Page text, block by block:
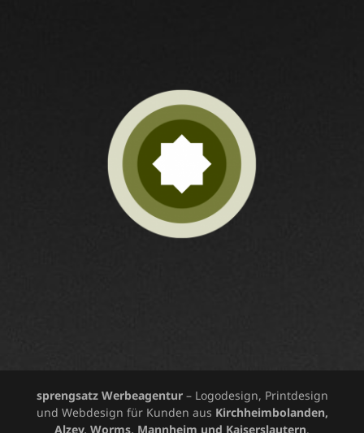
sprengsatz Werbeagentur– Logodesign, Printdesign
und Webdesign für Kunden aus Kirchheimbolanden,
Alzey, Worms, Mannheim und Kaiserslautern.